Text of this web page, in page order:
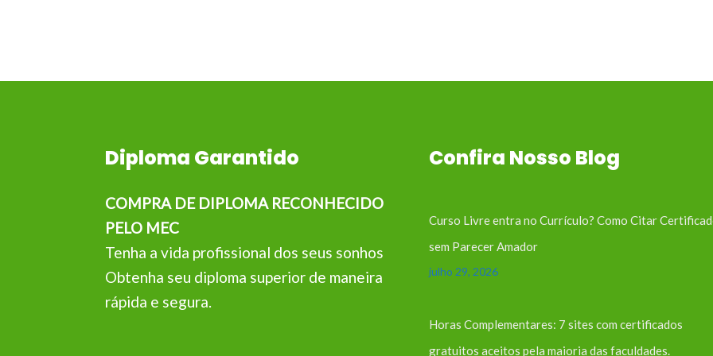
Diploma Garantido
COMPRA DE DIPLOMA RECONHECIDO
PELO MEC
Tenha a vida profissional dos seus sonhos
Obtenha seu diploma superior de maneira
rápida e segura.
Confira Nosso Blog
Curso Livre entra no Currículo? Como Citar
sem Parecer Amador
julho 29, 2026
Horas Complementares: 7 sites com certificados
gratuitos aceitos pela maioria das faculdades.